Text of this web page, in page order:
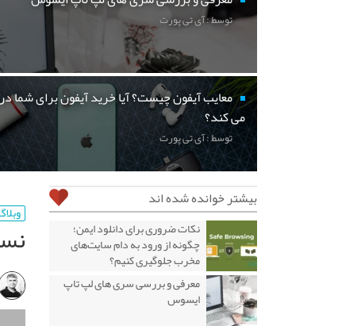
توسط : آی تی پورت
معایب آیفون چیست؟ آیا خرید آیفون برای شما
می کند؟
توسط : آی تی پورت
بیشتر خوانده شده اند
نکات ضروری برای دانلود ایمن؛
چگونه از ورود به دام سایت‌های
مخرب جلوگیری کنیم؟
معرفی و بررسی سری های لپ تاپ
ایسوس